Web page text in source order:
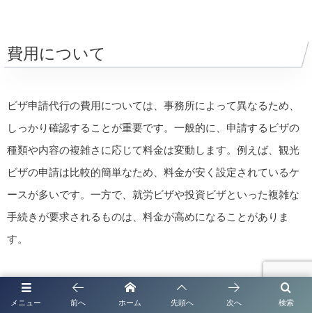
費用について
ビザ申請代行の費用については、事務所によって異なるため、
しっかり確認することが重要です。一般的に、申請するビザの
種類や内容の複雑さに応じて料金は変動します。例えば、観光
ビザの申請は比較的簡単なため、料金が安く設定されているケ
ースが多いです。一方で、就労ビザや投資ビザといった複雑な
手続きが要求されるものは、料金が高めになることがありま
す。
また、初回相談を無料で行っている行政書士法人も多くありま
すので、自分の状況を詳しく説明し、見積もりを取得すること
メニュー 検索
前へ ホーム 先頭へ 次へ